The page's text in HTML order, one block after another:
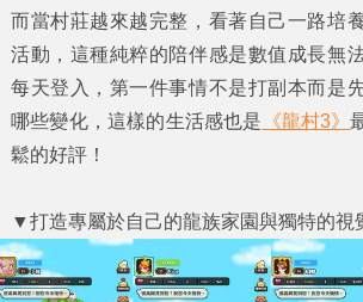
而當村莊越來越完整，看著自己一路培
活動，這種純粹的陪伴感是數值成長無
每天登入，第一件事情不是打副本而是
哪些變化，這樣的生活感也是 《龍村3》
鬆的好評！
▼打造專屬於自己的龍族家園與獨特的視